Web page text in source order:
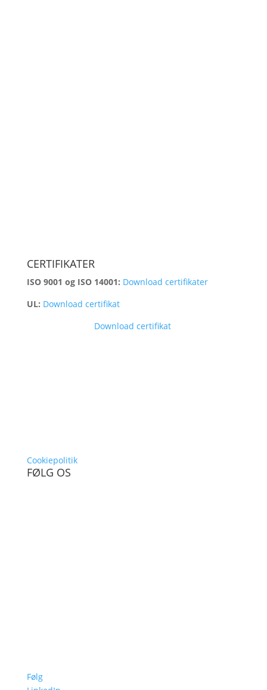
CERTIFIKATER
ISO 9001 og ISO 14001: Download certifikater
UL: Download certifikat
Download certifikat
Cookiepolitik
FØLG OS
Følg